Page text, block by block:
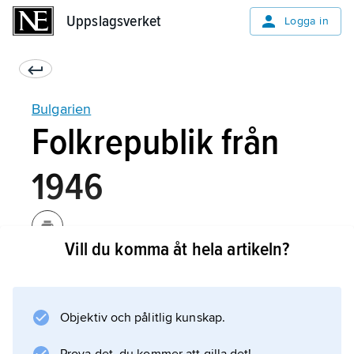
Uppslagsverket Logga in
Bulgarien
Folkrepublik från
1946
Georgij Dimitrov
. En förföljelse mot politiska motståndare
inleddes; de beskylldes antingen för
Vill du komma åt hela artikeln?
Objektiv och pålitlig kunskap.